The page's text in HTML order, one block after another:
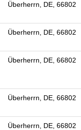
Überherrn, DE, 66802
Überherrn, DE, 66802
Überherrn, DE, 66802
Überherrn, DE, 66802
Überherrn, DE, 66802